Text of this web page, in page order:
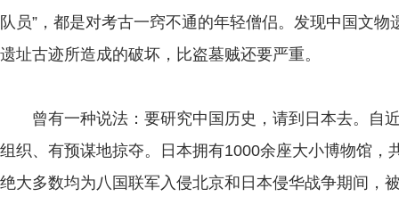
队员”，都是对考古一窍不通的年轻僧侣。发现中国文
遗址古迹所造成的破坏，比盗墓贼还要严重。
曾有一种说法：要研究中国历史，请到日本去。自
组织、有预谋地掠夺。日本拥有1000余座大小博物馆，
绝大多数均为八国联军入侵北京和日本侵华战争期间，